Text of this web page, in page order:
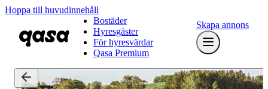
Hoppa till huvudinnehåll
Bostäder
Hyresgäster
För hyresvärdar
Qasa Premium
Skapa annons